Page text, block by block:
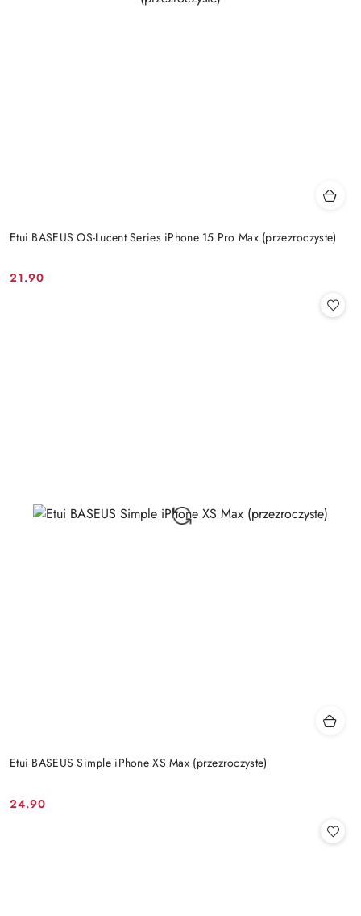
Etui BASEUS OS-Lucent Series iPhone 15 Pro Max (przezroczyste)
Cena:
21.90
Etui BASEUS Simple iPhone XS Max (przezroczyste)
Cena:
24.90